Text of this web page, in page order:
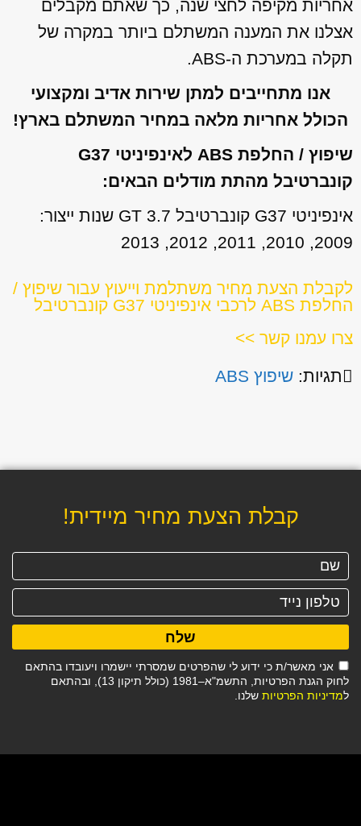
אחריות מקיפה לחצי שנה, כך שאתם מקבלים
אצלנו את המענה המשתלם ביותר במקרה של
תקלה במערכת ה-ABS.
אנו מתחייבים למתן שירות אדיב ומקצועי
הכולל אחריות מלאה במחיר המשתלם בארץ!
שיפוץ / החלפת ABS לאינפיניטי G37
קונברטיבל מהתת מודלים הבאים:
אינפיניטי G37 קונברטיבל GT 3.7 שנות ייצור:
2009, 2010, 2011, 2012, 2013
לקבלת הצעת מחיר משתלמת וייעוץ עבור שיפוץ /
החלפת ABS לרכבי אינפיניטי G37 קונברטיבל
צרו עמנו קשר >>
תגיות: שיפוץ ABS
קבלת הצעת מחיר מיידית!
אני מאשר/ת כי ידוע לי שהפרטים שמסרתי יישמרו ויעובדו בהתאם
לחוק הגנת הפרטיות, התשמ"א–1981 (כולל תיקון 13), ובהתאם
למדיניות הפרטיות שלנו.
שלח